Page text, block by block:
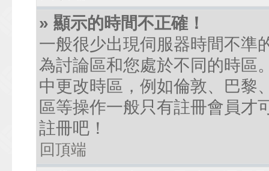
» 顯示的時間不正確！
一般很少出現伺服器時間不準
為討論區和您處於不同的時區
中更改時區，例如倫敦、巴黎
區等操作一般只有註冊會員才
註冊吧！
回頂端